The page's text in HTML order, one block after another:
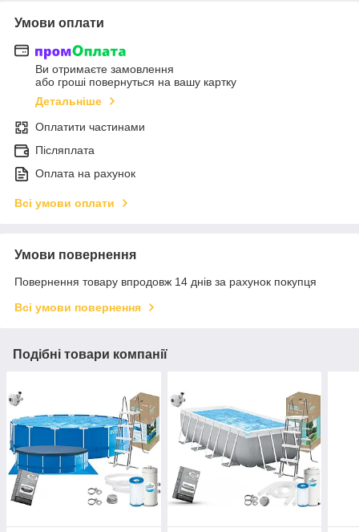
Умови оплати
Ви отримаєте замовлення
або гроші повернуться на вашу картку
Детальніше
Оплатити частинами
Післяплата
Оплата на рахунок
Всі умови оплати
Умови повернення
Повернення товару впродовж 14 днів за рахунок покупця
Всі умови повернення
Подібні товари компанії